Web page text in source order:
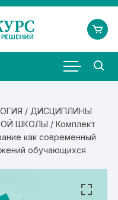
/ ДИСЦИПЛИНЫ
ШКОЛЫ / Комплект
как современный
обучающихся